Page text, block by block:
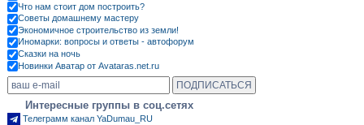
Что нам стоит дом построить?
Советы домашнему мастеру
Экономичное строительство из земли!
Иномарки: вопросы и ответы - автофорум
Сказки на ночь
Новинки Аватар от Avataras.net.ru
Интересные группы в соц.сетях
Телеграмм канал YaDumau_RU